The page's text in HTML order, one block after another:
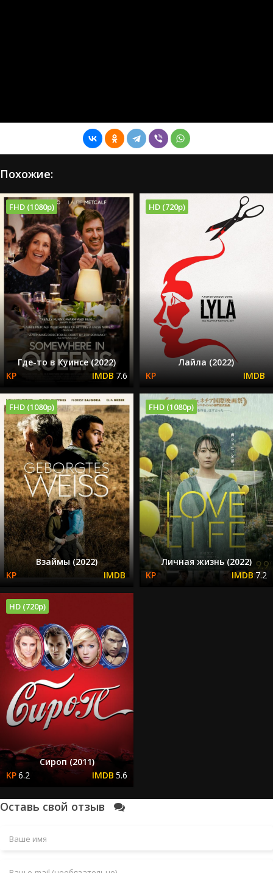
Похожие:
FHD (1080p)
Где-то в Куинсе (2022)
7.6
HD (720p)
Лайла (2022)
FHD (1080p)
Взаймы (2022)
FHD (1080p)
Личная жизнь (2022)
7.2
HD (720p)
Сироп (2011)
6.2
5.6
Оставь свой отзыв